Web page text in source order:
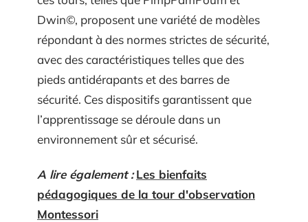
Dwin©, proposent une variété de modèles
répondant à des normes strictes de sécurité,
avec des caractéristiques telles que des
pieds antidérapants et des barres de
sécurité. Ces dispositifs garantissent que
l’apprentissage se déroule dans un
environnement sûr et sécurisé.
A lire également : Les bienfaits
pédagogiques de la tour d'observation
Montessori